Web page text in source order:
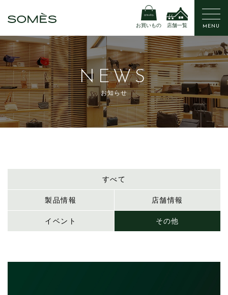
お買いもの 店舗一覧 MENU
NEWS
お知らせ
すべて
製品情報 店舗情報
イベント その他